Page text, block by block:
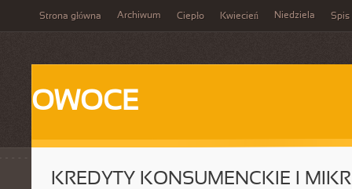
Strona główna Archiwum Ciepło Kwiecień Niedziela Spis
OWOCE
KREDYTY KONSUMENCKIE I